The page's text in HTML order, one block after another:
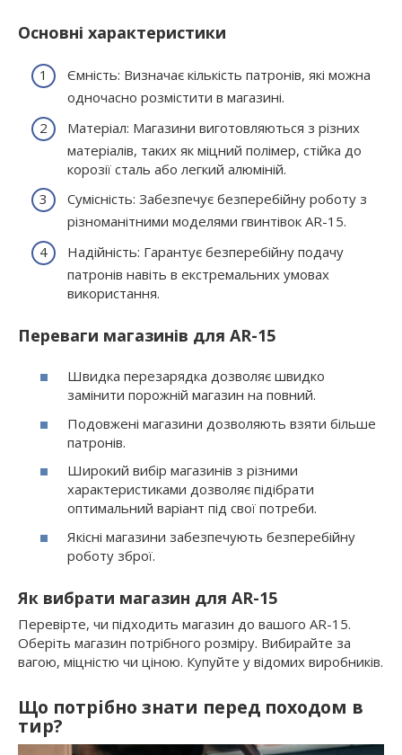
Основні характеристики
Ємність: Визначає кількість патронів, які можна
одночасно розмістити в магазині.
Матеріал: Магазини виготовляються з різних
матеріалів, таких як міцний полімер, стійка до
корозії сталь або легкий алюміній.
Сумісність: Забезпечує безперебійну роботу з
різноманітними моделями гвинтівок AR-15.
Надійність: Гарантує безперебійну подачу
патронів навіть в екстремальних умовах
використання.
Переваги магазинів для AR-15
Швидка перезарядка дозволяє швидко
замінити порожній магазин на повний.
Подовжені магазини дозволяють взяти більше
патронів.
Широкий вибір магазинів з різними
характеристиками дозволяє підібрати
оптимальний варіант під свої потреби.
Якісні магазини забезпечують безперебійну
роботу зброї.
Як вибрати магазин для AR-15
Перевірте, чи підходить магазин до вашого AR-15.
Оберіть магазин потрібного розміру. Вибирайте за
вагою, міцністю чи ціною. Купуйте у відомих виробників.
Що потрібно знати перед походом в
тир?